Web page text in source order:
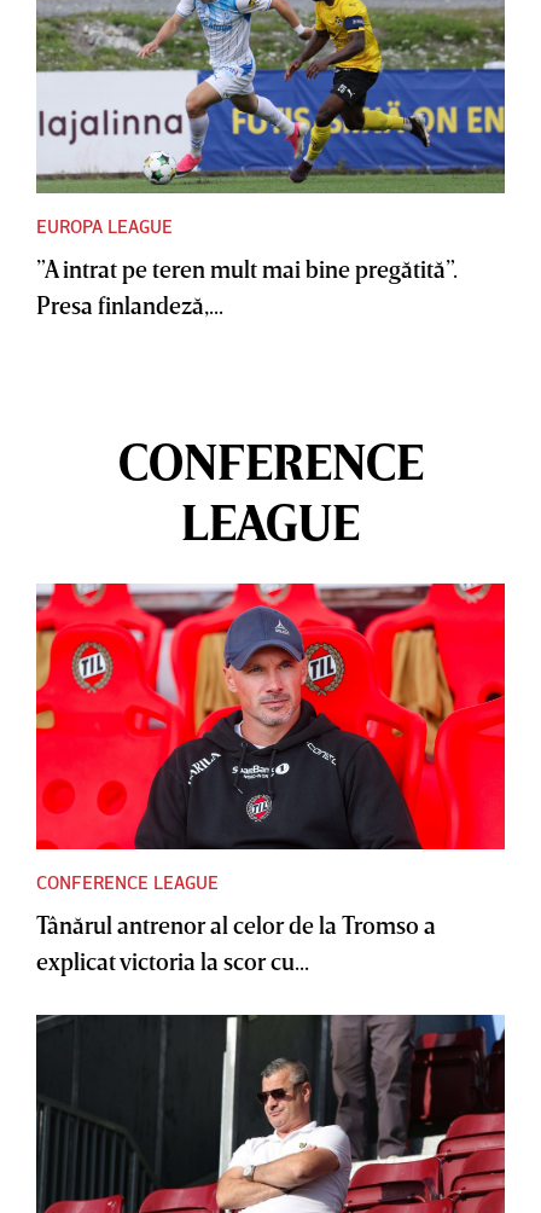
EUROPA LEAGUE
”A intrat pe teren mult mai bine pregătită”.
Presa finlandeză,...
CONFERENCE
LEAGUE
CONFERENCE LEAGUE
Tânărul antrenor al celor de la Tromso a
explicat victoria la scor cu...